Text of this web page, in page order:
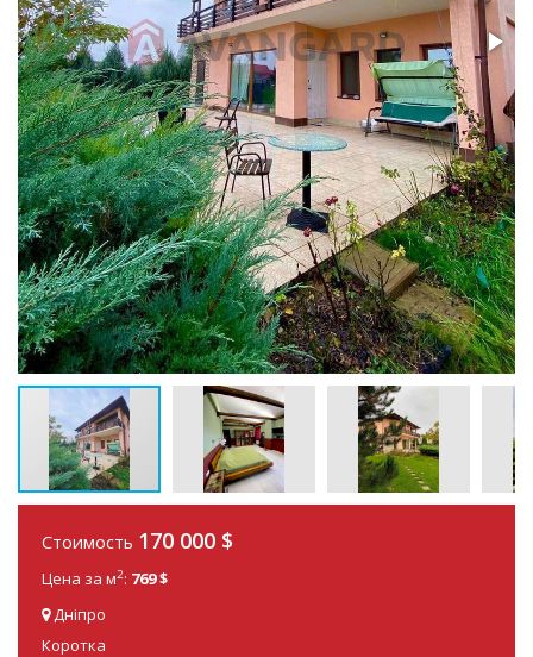
Стоимость 170 000 $
Цена за м2: 769 $
Дніпро
Коротка